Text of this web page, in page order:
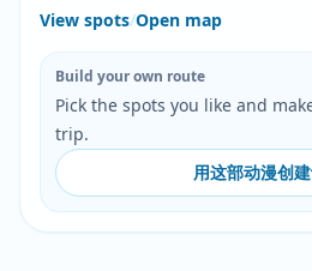
View spots/Open map
Build your own route
Pick the spots you like and
trip.
用这部动漫创